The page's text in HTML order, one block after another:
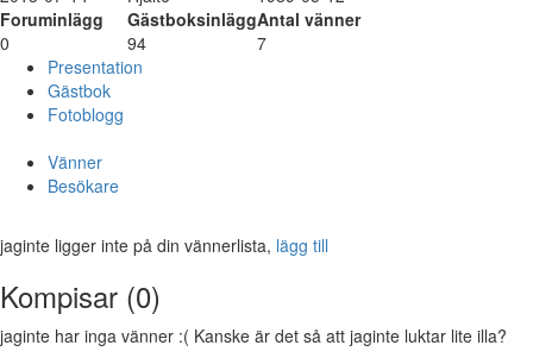
Foruminlägg
GästboksinläggAntal vänner
0
94
7
Presentation
Gästbok
Fotoblogg
Vänner
Besökare
jaginte ligger inte på din vännerlista, lägg till
Kompisar (0)
jaginte har inga vänner :( Kanske är det så att jaginte luktar lite illa?